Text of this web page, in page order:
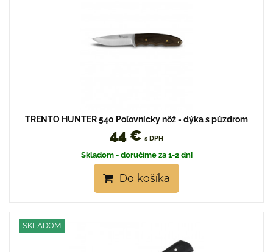
TRENTO HUNTER 540 Poľovnícky nôž - dýka s púzdrom
44 € s DPH
Skladom - doručíme za 1-2 dni
Do košíka
SKLADOM